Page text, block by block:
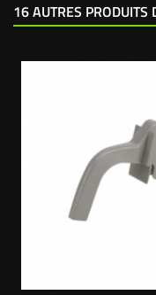
16 AUTRES PRODUITS